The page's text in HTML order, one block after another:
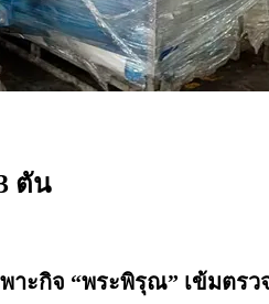
ตัน
ะกิจ “พระพิรุณ” เข้มตร